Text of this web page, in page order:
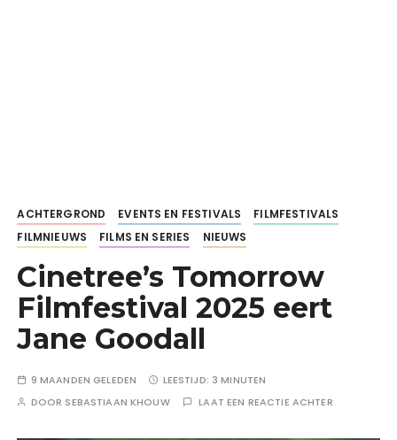
ACHTERGROND EVENTS EN FESTIVALS
FILMFESTIVALS
FILMNIEUWS
FILMS EN SERIES NIEUWS
Cinetree’s Tomorrow
Filmfestival 2025 eert
Jane Goodall
9 MAANDEN GELEDEN LEESTIJD: 3 MINUTEN
DOOR SEBASTIAAN KHOUW LAAT EEN REACTIE ACHTER